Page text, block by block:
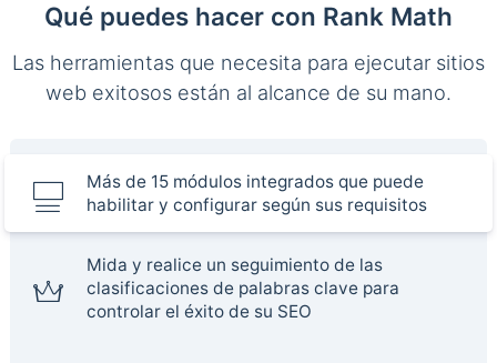
Qué puedes hacer con Rank Math
Las herramientas que necesita para ejecutar sitios
web exitosos están al alcance de su mano.
Más de 15 módulos integrados que puede
habilitar y configurar según sus requisitos
Mida y realice un seguimiento de las
clasificaciones de palabras clave para
controlar el éxito de su SEO